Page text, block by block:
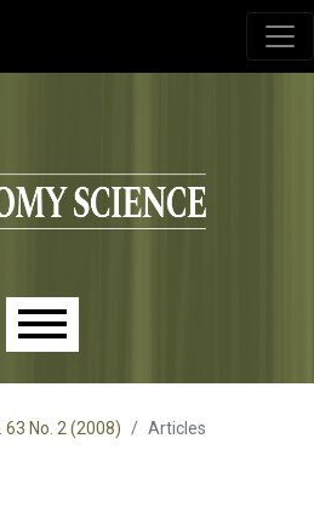
lublin, czasopisma up,
przyrodniczy lublin
63 No. 2 (2008) Articles